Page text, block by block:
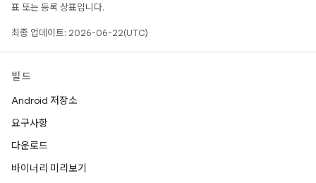
표 또는 등록 상표입니다.
최종 업데이트: 2026-06-22(UTC)
빌드
Android 저장소
요구사항
다운로드
바이너리 미리보기